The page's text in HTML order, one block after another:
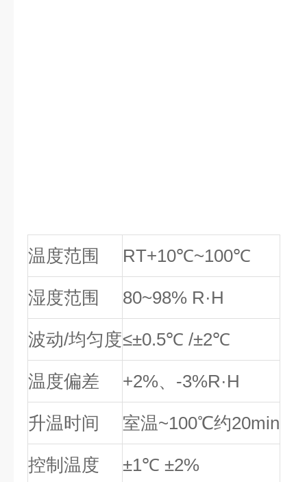
温度范围 RT+10℃~100℃
湿度范围 80~98% R·H
波动/均匀度≤±0.5℃ /±2℃
温度偏差 +2%、-3%R·H
升温时间 室温~100℃约20min
控制温度 ±1℃ ±2%